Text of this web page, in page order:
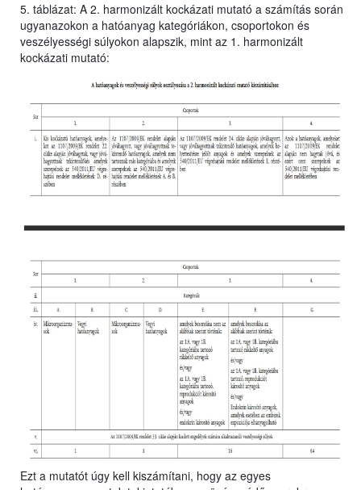
5. táblázat: A 2. harmonizált kockázati mutató a számítás során
ugyanazokon a hatóanyag kategóriákon, csoportokon és
veszélyességi súlyokon alapszik, mint az 1. harmonizált
kockázati mutató:
Ezt a mutatót úgy kell kiszámítani, hogy az egyes